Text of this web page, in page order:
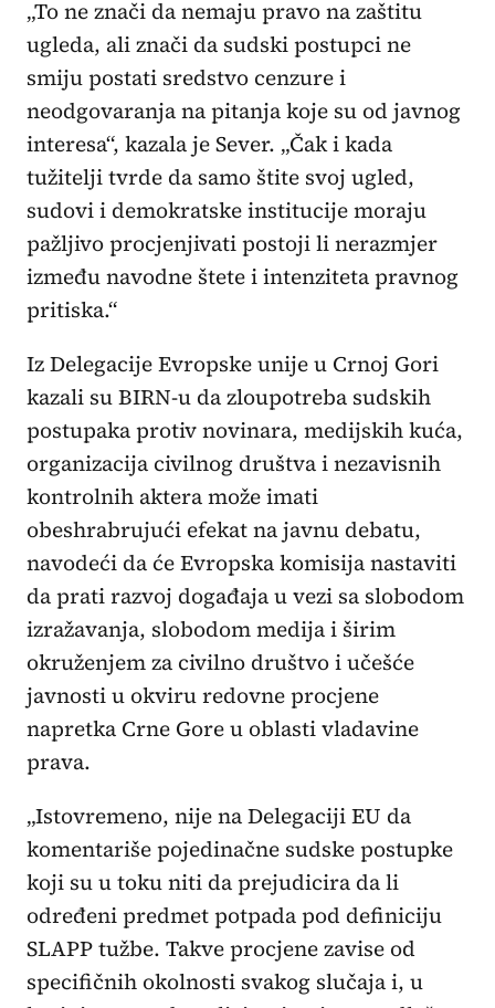
„To ne znači da nemaju pravo na zaštitu
ugleda, ali znači da sudski postupci ne
smiju postati sredstvo cenzure i
neodgovaranja na pitanja koje su od javnog
interesa“, kazala je Sever. „Čak i kada
tužitelji tvrde da samo štite svoj ugled,
sudovi i demokratske institucije moraju
pažljivo procjenjivati postoji li nerazmjer
između navodne štete i intenziteta pravnog
pritiska.“
Iz Delegacije Evropske unije u Crnoj Gori
kazali su BIRN-u da zloupotreba sudskih
postupaka protiv novinara, medijskih kuća,
organizacija civilnog društva i nezavisnih
kontrolnih aktera može imati
obeshrabrujući efekat na javnu debatu,
navodeći da će Evropska komisija nastaviti
da prati razvoj događaja u vezi sa slobodom
izražavanja, slobodom medija i širim
okruženjem za civilno društvo i učešće
javnosti u okviru redovne procjene
napretka Crne Gore u oblasti vladavine
prava.
„Istovremeno, nije na Delegaciji EU da
komentariše pojedinačne sudske postupke
koji su u toku niti da prejudicira da li
određeni predmet potpada pod definiciju
SLAPP tužbe. Takve procjene zavise od
specifičnih okolnosti svakog slučaja i, u